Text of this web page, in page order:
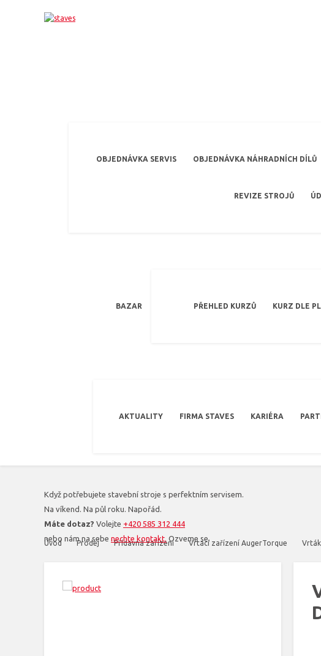
OBJEDNÁVKA SERVIS OBJEDNÁVKA NÁHRADNÍCH DÍLŮ
REVIZE STROJŮ
BAZAR PŘEHLED KURZŮ KURZ DLE
AKTUALITY FIRMA STAVES KARIÉRA
Když potřebujete stavební stroje s perfektním servisem.
Na víkend. Na půl roku. Napořád.
Máte dotaz? Volejte +420 585 312 444
nebo nám na sebe nechte kontakt. Ozveme se.
Úvod Prodej Přídavná zařízení Vrtací zařízení AugerTorque